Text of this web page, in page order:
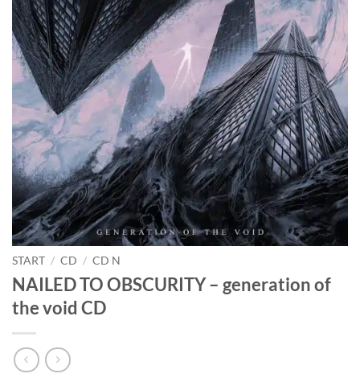
START / CD / CD N
NAILED TO OBSCURITY – generation of
the void CD